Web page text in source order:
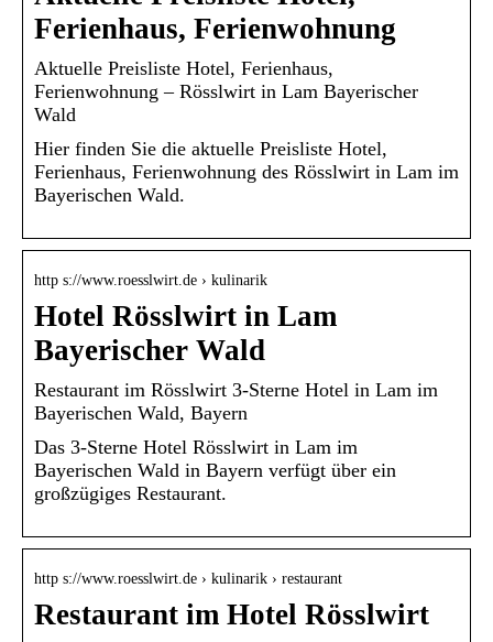
Ferienhaus, Ferienwohnung
Aktuelle Preisliste Hotel, Ferienhaus,
Ferienwohnung – Rösslwirt in Lam Bayerischer
Wald
Hier finden Sie die aktuelle Preisliste Hotel,
Ferienhaus, Ferienwohnung des Rösslwirt in Lam im
Bayerischen Wald.
http s://www.roesslwirt.de › kulinarik
Hotel Rösslwirt in Lam
Bayerischer Wald
Restaurant im Rösslwirt 3-Sterne Hotel in Lam im
Bayerischen Wald, Bayern
Das 3-Sterne Hotel Rösslwirt in Lam im
Bayerischen Wald in Bayern verfügt über ein
großzügiges Restaurant.
http s://www.roesslwirt.de › kulinarik › restaurant
Restaurant im Hotel Rösslwirt